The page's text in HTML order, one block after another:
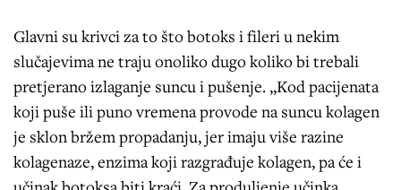
Glavni su krivci za to što botoks i fileri u nekim
slučajevima ne traju onoliko dugo koliko bi trebali
pretjerano izlaganje suncu i pušenje. „Kod pacijenata
koji puše ili puno vremena provode na suncu kolagen
je sklon bržem propadanju, jer imaju više razine
kolagenaze, enzima koji razgrađuje kolagen, pa će i